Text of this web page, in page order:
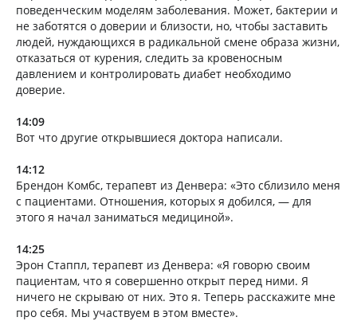
поведенческим моделям заболевания. Может, бактерии и
не заботятся о доверии и близости, но, чтобы заставить
людей, нуждающихся в радикальной смене образа жизни,
отказаться от курения, следить за кровеносным
давлением и контролировать диабет необходимо
доверие.
14:09
Вот что другие открывшиеся доктора написали.
14:12
Брендон Комбс, терапевт из Денвера: «Это сблизило меня
с пациентами. Отношения, которых я добился, — для
этого я начал заниматься медициной».
14:25
Эрон Стаппл, терапевт из Денвера: «Я говорю своим
пациентам, что я совершенно открыт перед ними. Я
ничего не скрываю от них. Это я. Теперь расскажите мне
про себя. Мы участвуем в этом вместе».